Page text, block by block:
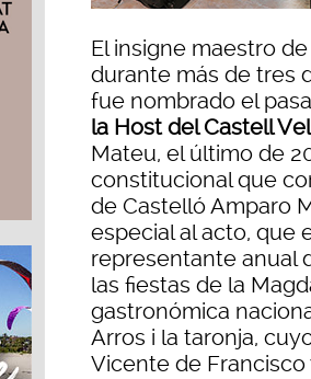
El insigne maestro
durante más de tres
fue nombrado el
la Host del Castell
Mateu, el último de
constitucional que
de Castelló Amparo
especial al acto, que
representante anual
las fiestas de la
gastronómica
Arros i la taronja,
Vicente de